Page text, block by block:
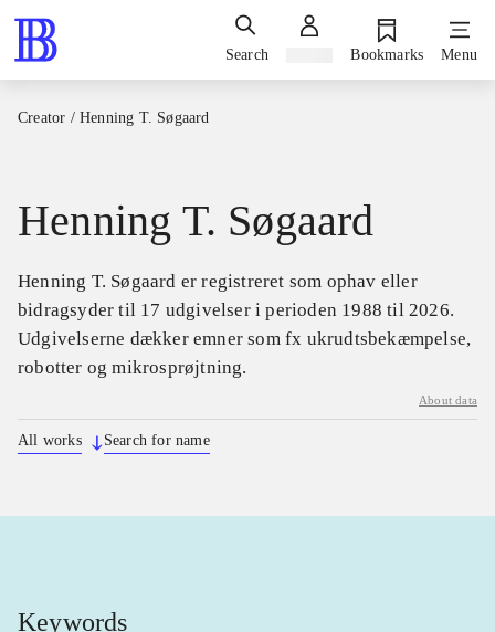
Search Bookmarks Menu
Creator / Henning T. Søgaard
Henning T. Søgaard
Henning T. Søgaard er registreret som ophav eller
bidragsyder til 17 udgivelser i perioden 1988 til 2026.
Udgivelserne dækker emner som fx ukrudtsbekæmpelse,
robotter og mikrosprøjtning.
About data
All works Search for name
Keywords